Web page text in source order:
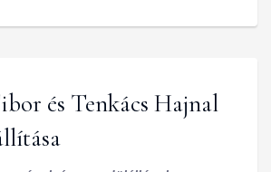
és Tenkács Hajnal